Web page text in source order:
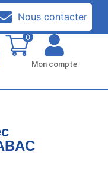
Nous contacter
0
Mon compte